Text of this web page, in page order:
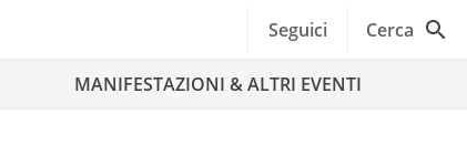
Seguici Cerca
MANIFESTAZIONI & ALTRI EVENTI